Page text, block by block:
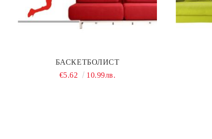
БАСКЕТБОЛИСТ
€5.62
10.99лв.